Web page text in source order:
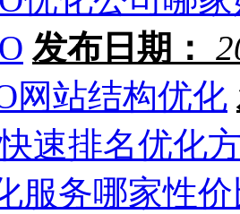
发布日期：
网站结构优化
速排名优化
服务哪家性